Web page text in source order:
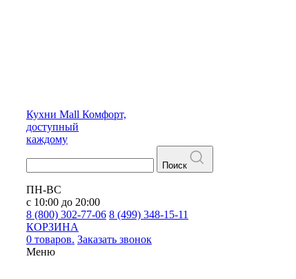
Кухни Mall Комфорт,
доступный
каждому
Поиск
ПН-ВС
с 10:00 до 20:00
8 (800) 302-77-06 8 (499) 348-15-11
КОРЗИНА
0 товаров. Заказать звонок
Меню